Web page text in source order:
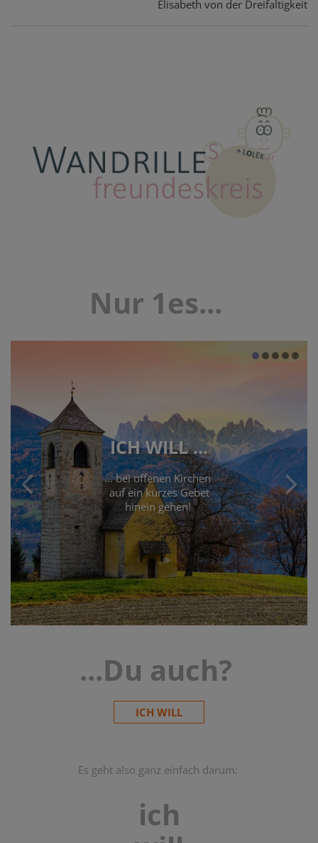
Elisabeth von der Dreifaltigkeit
Nur 1es...
ICH WILL ...
... bei offenen Kirchen
auf ein kurzes Gebet
hinein gehen!
...Du auch?
ICH WILL
Es geht also ganz einfach darum:
ich